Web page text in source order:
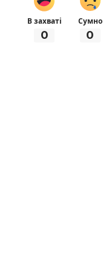
В захваті
0
Сумно
0